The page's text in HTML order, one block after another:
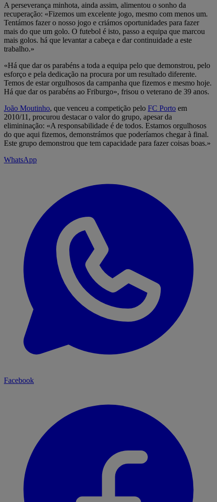
A perseverança minhota, ainda assim, alimentou o sonho da
recuperação: «Fizemos um excelente jogo, mesmo com menos um.
Tentámos fazer o nosso jogo e criámos oportunidades para fazer
mais do que um golo. O futebol é isto, passo a equipa que marcou
mais golos. há que levantar a cabeça e dar continuidade a este
trabalho.»
«Há que dar os parabéns a toda a equipa pelo que demonstrou, pelo
esforço e pela dedicação na procura por um resultado diferente.
Temos de estar orgulhosos da campanha que fizemos e mesmo hoje.
Há que dar os parabéns ao Friburgo», frisou o veterano de 39 anos.
João Moutinho, que venceu a competição pelo FC Porto em
2010/11, procurou destacar o valor do grupo, apesar da
elimininação: «A responsabilidade é de todos. Estamos orgulhosos
do que aqui fizemos, demonstrámos que poderíamos chegar à final.
Este grupo demonstrou que tem capacidade para fazer coisas boas.»
WhatsApp
Facebook